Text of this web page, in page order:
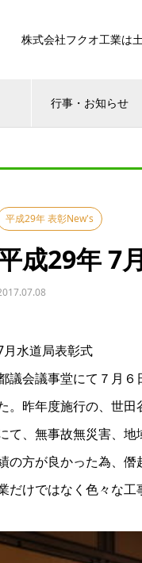
株式会社フクオ工業は
行事・お知らせ
平成29年 表彰New's
成29年 7
月水道局表彰式
議会議事堂にて７月
。昨年度施行の、世
て、無事故無災害、
の方が良かった為、
だけではなく色々な